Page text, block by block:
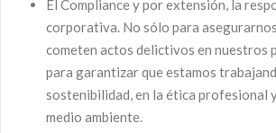
El Compliance y por extensión, la
corporativa. No sólo para
cometen actos delictivos en nuestros
para garantizar que estamos
sostenibilidad, en la ética profesional
medio ambiente.